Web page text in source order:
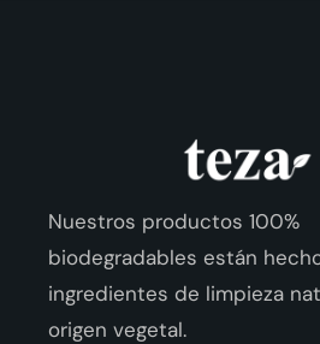
Nuestros productos 100%
biodegradables están
ingredientes de limpieza
origen vegetal.